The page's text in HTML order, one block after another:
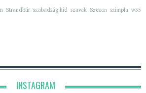
Strandbár szabadság híd szavak Szezon szimpla w35
INSTAGRAM